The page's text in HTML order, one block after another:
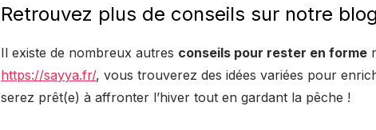
Retrouvez plus de conseils sur notre
Il existe de nombreux autres conseils pour rester en forme
https://sayya.fr/, vous trouverez des idées variées pour
serez prêt(e) à affronter l’hiver tout en gardant la pêche !